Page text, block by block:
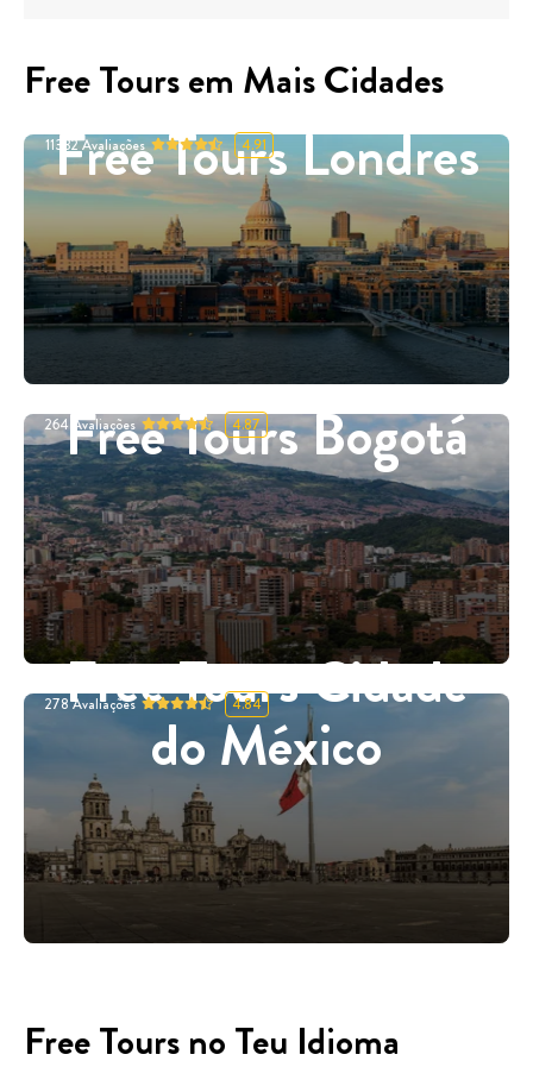
Free Tours em Mais Cidades
Free Tours Londres
11332Avaliações 4.91
Free Tours Bogotá
264 Avaliações 4.87
Free Tours Cidade
do México
278 Avaliações 4.84
Free Tours no Teu Idioma